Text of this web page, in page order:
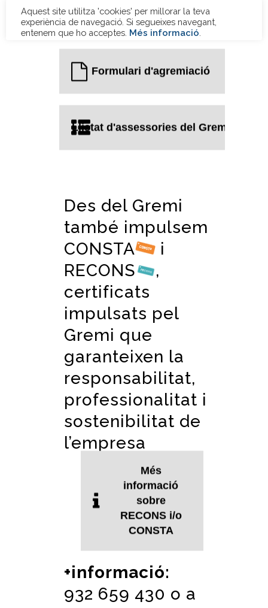
Serveis del Gremi per empreses
Formulari d'agremiació
Llistat d'assessories del Gremi
Des del Gremi
també impulsem
CONSTA
i
RECONS
,
certificats
impulsats pel
Gremi que
garanteixen la
responsabilitat,
professionalitat i
sostenibilitat de
l’empresa
Més
informació
sobre
RECONS i/o
CONSTA
+informació:
932 659 430 o a